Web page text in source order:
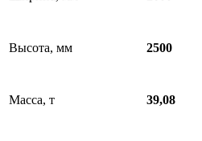
Высота, мм 2500
Масса, т 39,08